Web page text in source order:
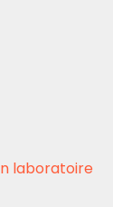
laboratoire